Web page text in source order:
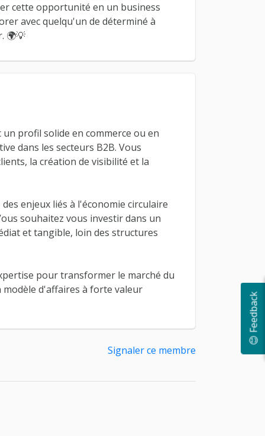
cette opportunité en un business
avec quelqu'un de déterminé à
🌍💡
profil solide en commerce ou en
dans les secteurs B2B. Vous
la création de visibilité et la
enjeux liés à l'économie circulaire
souhaitez vous investir dans un
et tangible, loin des structures
pour transformer le marché du
modèle d'affaires à forte valeur
Signaler ce membre
😊 Feedback